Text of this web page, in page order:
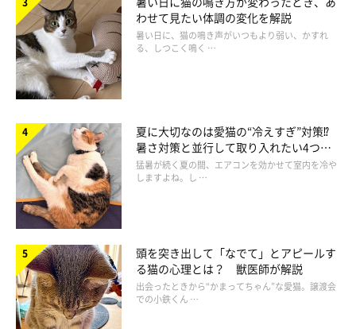
ミックスにもみられる、うず巻き模様
わせて見たい体調の変化を解説
暑い日に、猫の鳴き声がいつもより弱い、かすれ
る、しつこく鳴く …
夏に大切なのは愛猫の“冷えすぎ”対策⁉
暑さ対策と並行して取り入れたい4つの
工夫
猛暑が続く夏の間、エアコンを効かせて室内を冷や
しますよね。し …
頭を突き出して「なでて」とアピールす
る猫の心理とは？ 獣医師が解説
出会ったときから“かまってちゃん”な愛猫。譲渡会
での小鉄くん …